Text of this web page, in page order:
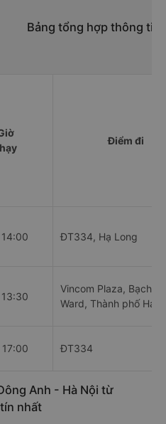
Bảng tổng hợp thông tin
Điểm đi
ĐT334, Hạ Long
Vincom Plaza, Bạch
Ward, Thành phố Hạ
ĐT334
Anh - Hà Nội từ
nhất